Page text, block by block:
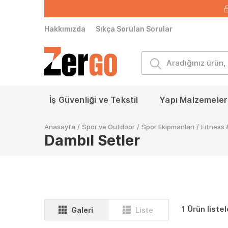
Hakkımızda Sıkça Sorulan Sorular
İş Güvenliği ve Tekstil Yapı
Anasayfa / Spor ve Outdoor / Spor Ekipmanları / Fitness
Dambıl Setler
Galeri Liste 1 Ürün